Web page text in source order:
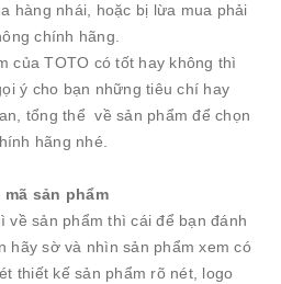
hàng nhái, hoặc bị lừa mua phải
chính hãng.
TOTO có tốt hay không thì
ý cho bạn những tiêu chí hay
tổng thể về sản phẩm để chọn
hãng nhé.
mã sản phẩm
về sản phẩm thì cái để bạn đánh
hãy sờ và nhìn sản phẩm xem có
thiết kế sản phẩm rõ nét, logo